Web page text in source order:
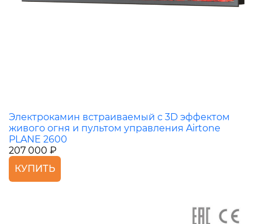
Электрокамин встраиваемый с 3D эффектом
живого огня и пультом управления Airtone
PLANE 2600
207 000 ₽
КУПИТЬ